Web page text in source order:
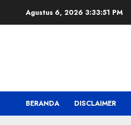
Agustus 6, 2026 3:33:52 PM
BERANDA DISCLAIMER